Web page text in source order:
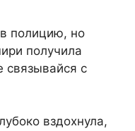
полицию, но
получила
связывайся с
вздохнула,